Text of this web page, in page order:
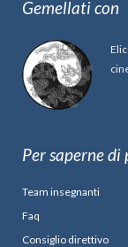
Gemellati con
Per saperne di
Team insegnanti
Faq
Consiglio direttivo